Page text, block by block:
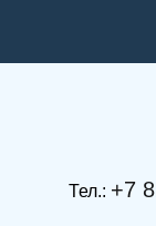
Тел.: +7